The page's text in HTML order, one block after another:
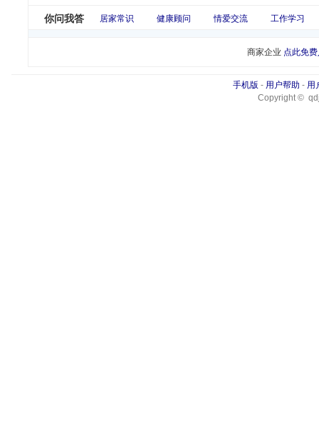
你问我答 居家常识 健康顾问 情爱交流 工作学习
商家企业 点此免
手机版 - 用户帮助 - 用
Copyright ©